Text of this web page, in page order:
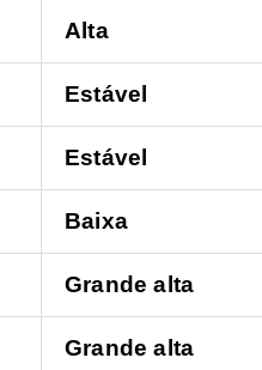
Alta
Estável
Estável
Baixa
Grande alta
Grande alta